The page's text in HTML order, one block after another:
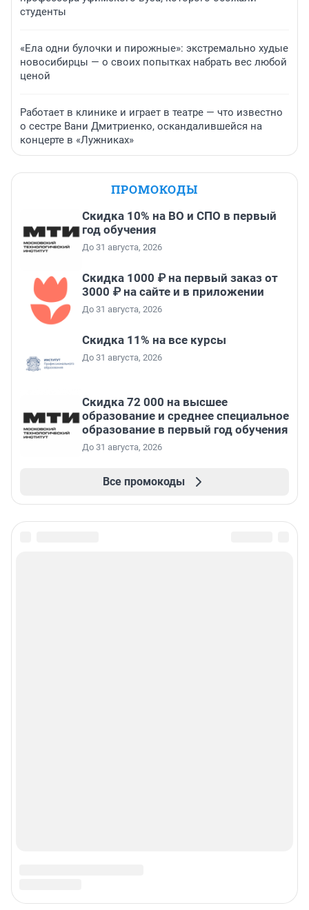
студенты
«Ела одни булочки и пирожные»: экстремально худые
новосибирцы — о своих попытках набрать вес любой
ценой
Работает в клинике и играет в театре — что известно
о сестре Вани Дмитриенко, оскандалившейся на
концерте в «Лужниках»
ПРОМОКОДЫ
Скидка 10% на ВО и СПО в первый
год обучения
До 31 августа, 2026
Скидка 1000 ₽ на первый заказ от
3000 ₽ на сайте и в приложении
До 31 августа, 2026
Скидка 11% на все курсы
До 31 августа, 2026
Скидка 72 000 на высшее
образование и среднее специальное
образование в первый год обучения
До 31 августа, 2026
Все промокоды